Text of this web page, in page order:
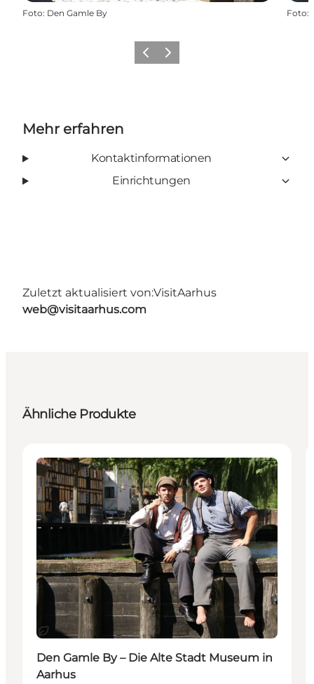
Foto: Den Gamle By Foto:
ZurückWeiter
Mehr erfahren
Kontaktinformationen
Einrichtungen
Zuletzt aktualisiert von:VisitAarhus
web@visitaarhus.com
Ähnliche Produkte
Nachhaltig
Attraktionen
Den Gamle By – Die Alte Stadt Museum in
Aarhus